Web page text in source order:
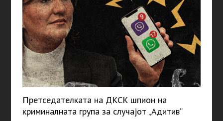
Претседателката на ДКСК шпион на
криминалната група за случајот „Адитив“